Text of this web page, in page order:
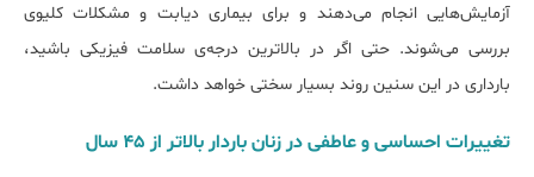
آزمایش‌هایی انجام می‌دهند و برای بیماری دیابت و مشکلات کلیوی
بررسی می‌شوند. حتی اگر در بالاترین درجه‌ی سلامت فیزیکی باشید،
بارداری در این سنین روند بسیار سختی خواهد داشت.
تغییرات احساسی و عاطفی در زنان باردار بالاتر از 45 سال